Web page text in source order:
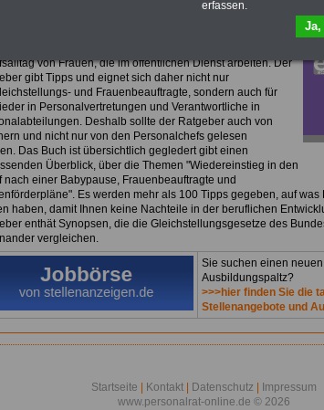
können Sie lesen,
von Frauen, die im öffentlichen Dienst arbeiten. Der
gibt Tipps und eignet sich daher nicht nur
und Frauenbeauftragte, sondern auch für
in Personalvertretungen und Verantwortliche in
Deshalb sollte der Ratgeber auch von
und nicht nur von den Personalchefs gelesen
Das Buch ist übersichtlich gegledert gibt einen
Überblick, über die Themen "Wiedereinstieg in den
nach einer Babypause, Frauenbeauftragte und
Es werden mehr als 100 Tipps gegeben, auf was
haben, damit Ihnen keine Nachteile in der beruflichen
enthät Synopsen, die die Gleichstellungsgesetze des
vergleichen.
Sie suchen einen
Ausbildungspaltz?
>>>hier finden Sie die
Stellenangebote und
Startseite Kontakt Datenschutz
Impressum
www.personalrat-online.de © 2026
erfassen.